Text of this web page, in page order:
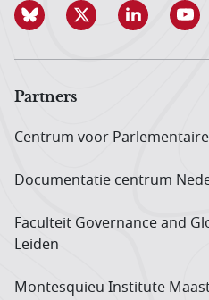
Partners
Centrum voor
Documentatie centrum
Faculteit Governance and
Leiden
Montesquieu Institute